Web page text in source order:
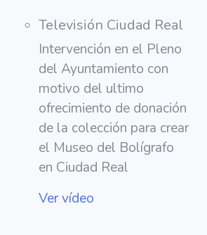
Televisión Ciudad Real
Intervención en el Pleno
del Ayuntamiento con
motivo del ultimo
ofrecimiento de donación
de la colección para crear
el Museo del Bolígrafo
en Ciudad Real
Ver vídeo